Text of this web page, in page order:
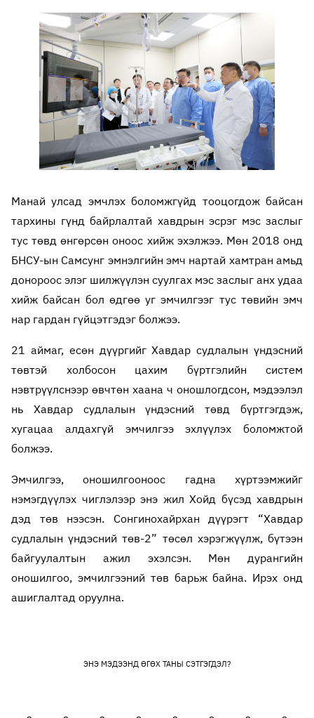
Манай улсад эмчлэх боломжгүйд тооцогдож байсан
тархины гүнд байрлалтай хавдрын эсрэг мэс заслыг
тус төвд өнгөрсөн оноос хийж эхэлжээ. Мөн 2018 онд
БНСУ-ын Самсунг эмнэлгийн эмч нартай хамтран амьд
донороос элэг шилжүүлэн суулгах мэс заслыг анх удаа
хийж байсан бол өдгөө уг эмчилгээг тус төвийн эмч
нар гардан гүйцэтгэдэг болжээ.
21 аймаг, есөн дүүргийг Хавдар судлалын үндэсний
төвтэй холбосон цахим бүртгэлийн систем
нэвтрүүлснээр өвчтөн хаана ч оношлогдсон, мэдээлэл
нь Хавдар судлалын үндэсний төвд бүртгэгдэж,
хугацаа алдахгүй эмчилгээ эхлүүлэх боломжтой
болжээ.
Эмчилгээ, оношилгооноос гадна хүртээмжийг
нэмэгдүүлэх чиглэлээр энэ жил Хойд бүсэд хавдрын
дэд төв нээсэн. Сонгинохайрхан дүүрэгт “Хавдар
судлалын үндэсний төв-2” төсөл хэрэгжүүлж, бүтээн
байгуулалтын ажил эхэлсэн. Мөн дурангийн
оношилгоо, эмчилгээний төв барьж байна. Ирэх онд
ашиглалтад оруулна.
ЭНЭ МЭДЭЭНД ӨГӨХ ТАНЫ СЭТГЭГДЭЛ?